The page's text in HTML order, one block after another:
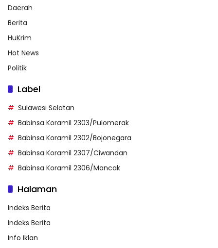
Daerah
Berita
HuKrim
Hot News
Politik
Label
Sulawesi Selatan
Babinsa Koramil 2303/Pulomerak
Babinsa Koramil 2302/Bojonegara
Babinsa Koramil 2307/Ciwandan
Babinsa Koramil 2306/Mancak
Halaman
Indeks Berita
Indeks Berita
Info Iklan